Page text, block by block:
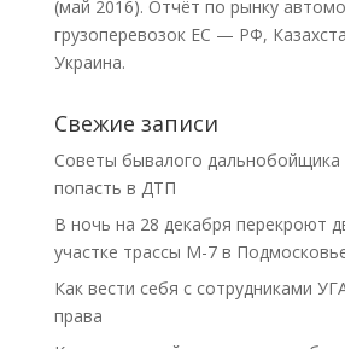
(май 2016). Отчёт по рынку
грузоперевозок ЕС — РФ,
Украина.
Свежие записи
Советы бывалого
попасть в ДТП
В ночь на 28 декабря перекроют
участке трассы М-7 в
Как вести себя с сотрудниками
права